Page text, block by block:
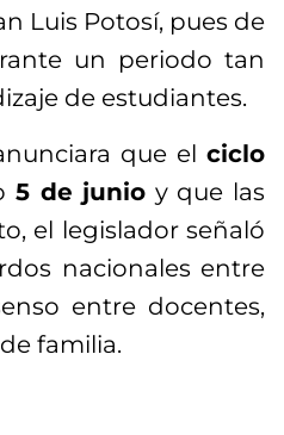
Luis Potosí, pues de
un periodo tan
de estudiantes.
que el ciclo
5 de junio y que las
el legislador señaló
nacionales entre
entre docentes,
familia.